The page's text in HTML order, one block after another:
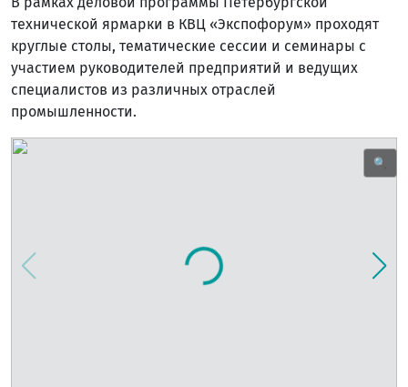
технической ярмарки в КВЦ «Экспофорум» проходят
круглые столы, тематические сессии и семинары с
участием руководителей предприятий и ведущих
специалистов из различных отраслей
промышленности.
🔍